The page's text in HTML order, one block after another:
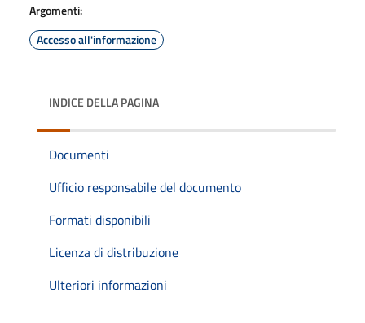
Argomenti:
Accesso all'informazione
INDICE DELLA PAGINA
Documenti
Ufficio responsabile del documento
Formati disponibili
Licenza di distribuzione
Ulteriori informazioni